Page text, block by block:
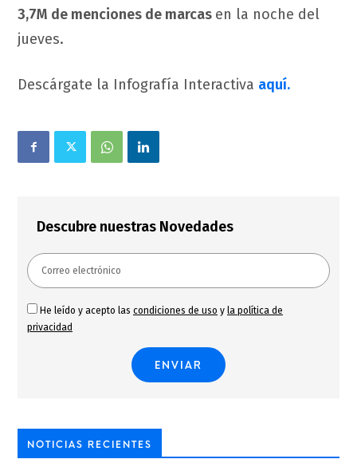
3,7M de menciones de marcas en la noche del
jueves.
Descárgate la Infografía Interactiva aquí.
Descubre nuestras Novedades
He leído y acepto las condiciones de uso y la política de
privacidad
NOTICIAS RECIENTES